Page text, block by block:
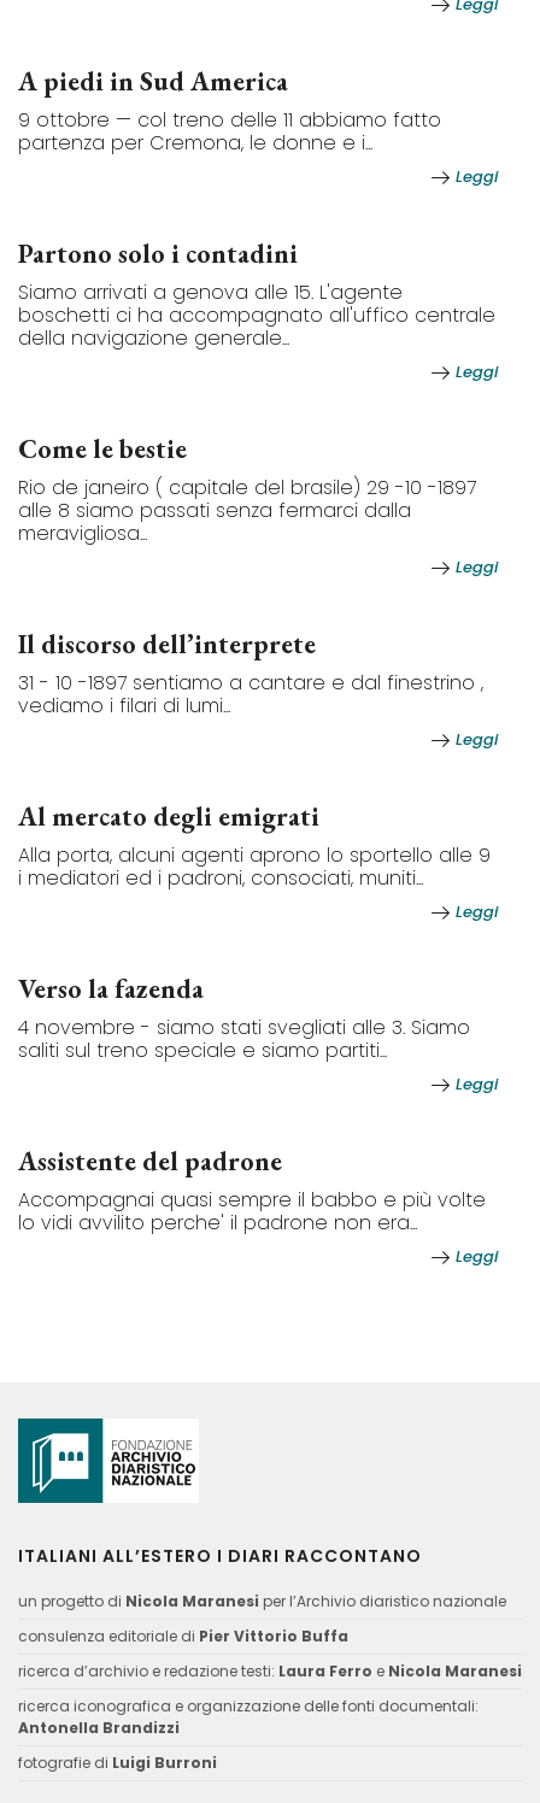
Leggi
A piedi in Sud America
9 ottobre — col treno delle 11 abbiamo fatto
partenza per Cremona, le donne e i...
Leggi
Partono solo i contadini
Siamo arrivati a genova alle 15. L'agente
boschetti ci ha accompagnato all'uffico centrale
della navigazione generale...
Leggi
Come le bestie
Rio de janeiro ( capitale del brasile) 29 -10 -1897
alle 8 siamo passati senza fermarci dalla
meravigliosa...
Leggi
Il discorso dell’interprete
31 - 10 -1897 sentiamo a cantare e dal finestrino ,
vediamo i filari di lumi...
Leggi
Al mercato degli emigrati
Alla porta, alcuni agenti aprono lo sportello alle 9
i mediatori ed i padroni, consociati, muniti...
Leggi
Verso la fazenda
4 novembre - siamo stati svegliati alle 3. Siamo
saliti sul treno speciale e siamo partiti...
Leggi
Assistente del padrone
Accompagnai quasi sempre il babbo e più volte
lo vidi avvilito perche' il padrone non era...
Leggi
ITALIANI ALL’ESTERO I DIARI RACCONTANO
un progetto di Nicola Maranesi per l’Archivio diaristico nazionale
consulenza editoriale di Pier Vittorio Buffa
ricerca d’archivio e redazione testi: Laura Ferro e Nicola Maranesi
ricerca iconografica e organizzazione delle fonti documentali:
Antonella Brandizzi
fotografie di Luigi Burroni